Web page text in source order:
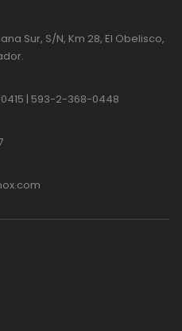
Sur, S/N, Km 28, El Obelisco,
| 593-2-368-0448